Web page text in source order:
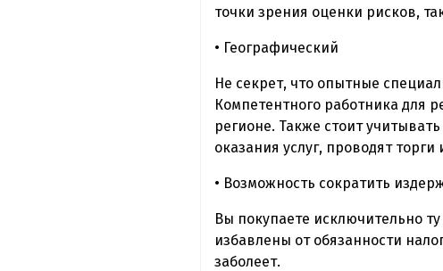
точки зрения оценки рисков,
• Географический
Не секрет, что опытные
Компетентного работника для
регионе. Также стоит
оказания услуг, проводят
• Возможность сократить
Вы покупаете исключительно
избавлены от обязанности
заболеет.